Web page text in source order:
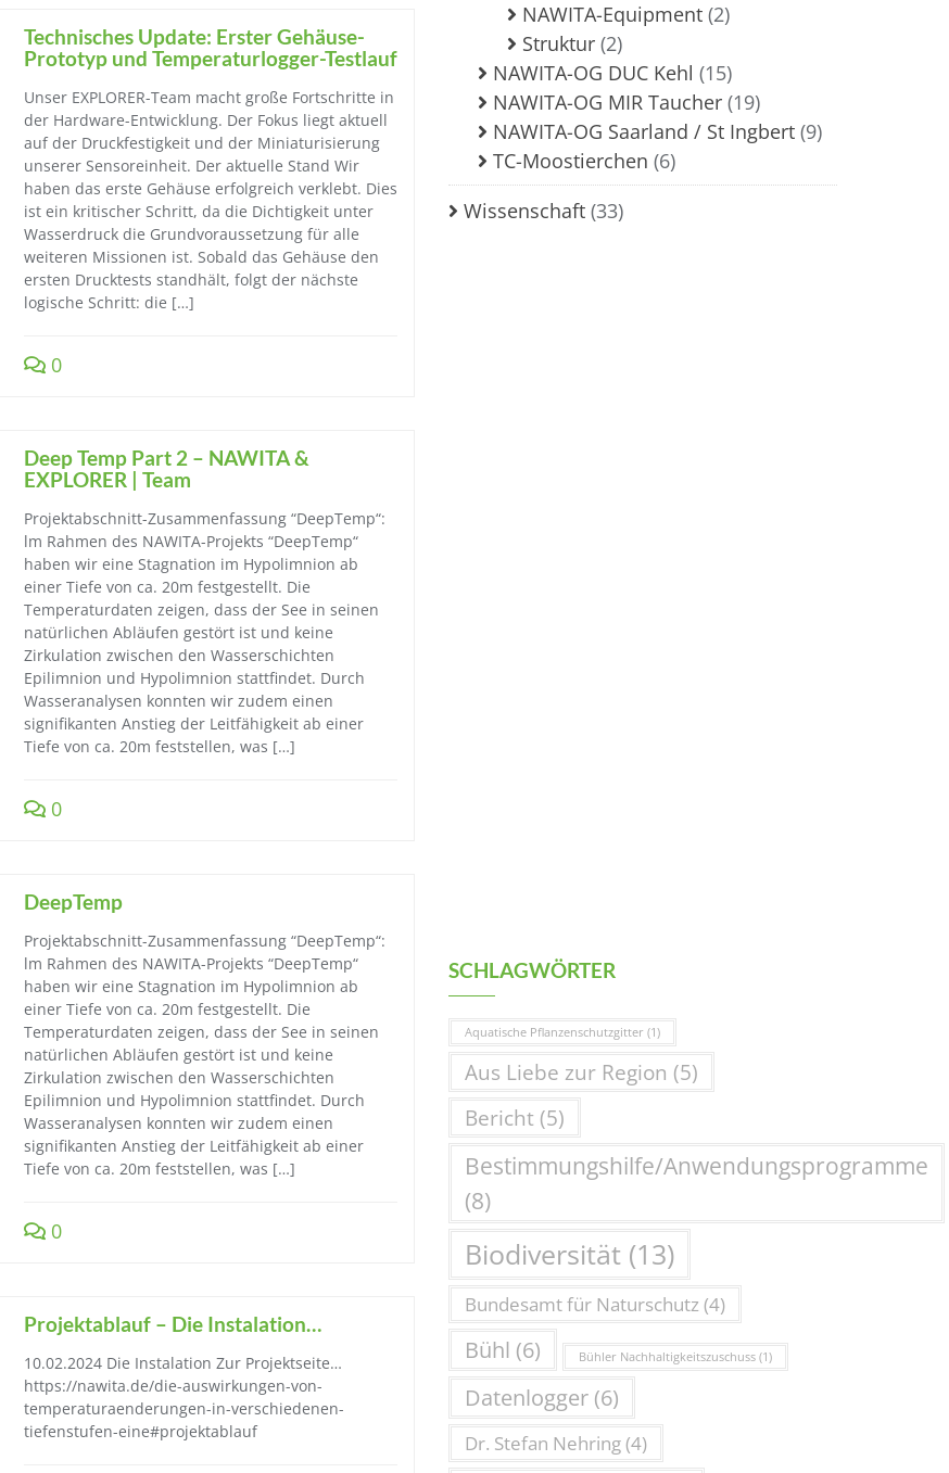
Technisches Update: Erster Gehäuse-
Prototyp und Temperaturlogger-Testlauf
Unser EXPLORER-Team macht große Fortschritte in
der Hardware-Entwicklung. Der Fokus liegt aktuell
auf der Druckfestigkeit und der Miniaturisierung
unserer Sensoreinheit. Der aktuelle Stand Wir
haben das erste Gehäuse erfolgreich verklebt. Dies
ist ein kritischer Schritt, da die Dichtigkeit unter
Wasserdruck die Grundvoraussetzung für alle
weiteren Missionen ist. Sobald das Gehäuse den
ersten Drucktests standhält, folgt der nächste
logische Schritt: die […]
0
Deep Temp Part 2 – NAWITA &
EXPLORER | Team
Projektabschnitt-Zusammenfassung “DeepTemp“:
lm Rahmen des NAWITA-Projekts “DeepTemp“
haben wir eine Stagnation im Hypolimnion ab
einer Tiefe von ca. 20m festgestellt. Die
Temperaturdaten zeigen, dass der See in seinen
natürlichen Abläufen gestört ist und keine
Zirkulation zwischen den Wasserschichten
Epilimnion und Hypolimnion stattfindet. Durch
Wasseranalysen konnten wir zudem einen
signifikanten Anstieg der Leitfähigkeit ab einer
Tiefe von ca. 20m feststellen, was […]
0
DeepTemp
Projektabschnitt-Zusammenfassung “DeepTemp“:
lm Rahmen des NAWITA-Projekts “DeepTemp“
haben wir eine Stagnation im Hypolimnion ab
einer Tiefe von ca. 20m festgestellt. Die
Temperaturdaten zeigen, dass der See in seinen
natürlichen Abläufen gestört ist und keine
Zirkulation zwischen den Wasserschichten
Epilimnion und Hypolimnion stattfindet. Durch
Wasseranalysen konnten wir zudem einen
signifikanten Anstieg der Leitfähigkeit ab einer
Tiefe von ca. 20m feststellen, was […]
0
Projektablauf – Die Instalation…
10.02.2024 Die Instalation Zur Projektseite…
https://nawita.de/die-auswirkungen-von-
temperaturaenderungen-in-verschiedenen-
tiefenstufen-eine#projektablauf
NAWITA-Equipment (2)
Struktur (2)
NAWITA-OG DUC Kehl (15)
NAWITA-OG MIR Taucher (19)
NAWITA-OG Saarland / St Ingbert (9)
TC-Moostierchen (6)
Wissenschaft (33)
SCHLAGWÖRTER
Aquatische Pflanzenschutzgitter (1)
Aus Liebe zur Region (5)
Bericht (5)
Bestimmungshilfe/Anwendungsprogramme
(8)
Biodiversität (13)
Bundesamt für Naturschutz(4)
Bühl (6) Bühler Nachhaltigkeitszuschuss (1)
Datenlogger (6)
Dr. Stefan Nehring(4)